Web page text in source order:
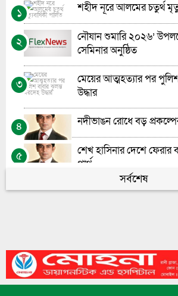
৮
প্রধান শিক্ষক নিয়োগে
মো: আশরাফুল আলম
৯ ভোলায় চর দখলকে কেন্দ্র
১০
ভোলায় হতদরিদ্রদের মাঝে
কম্বল ও খাবার বিতরণ
১ শহীদ নূরে আলমের চতুর্থ
২
নৌযান শুমারি ২০২৬’
সেমিনার অনুষ্ঠিত
৩
মেয়ের আত্মহত্যার পর
উদ্ধার
৪ নদীভাঙন রোধে বড়
৫
শেখ হাসিনার দেশে ফেরার
পার্থ
সাময়িক সংস্কারেই চলছে
লাখো মানুষ
৮
মেঘনায় সি-ট্রাকের
সর্বশেষ